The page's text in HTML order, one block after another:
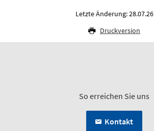
Letzte Änderung: 28.07.26
Druckversion
So erreichen Sie uns
Kontakt